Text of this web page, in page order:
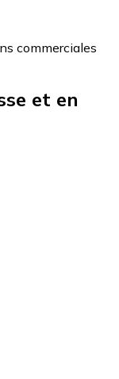
commerciales
et en